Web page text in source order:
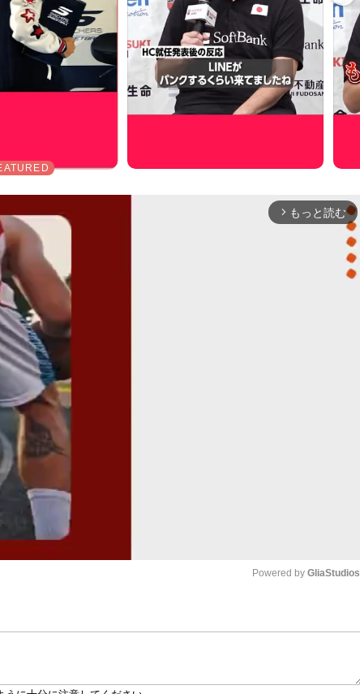
arrow_forward_ios もっと読む
Powered by GliaStudios